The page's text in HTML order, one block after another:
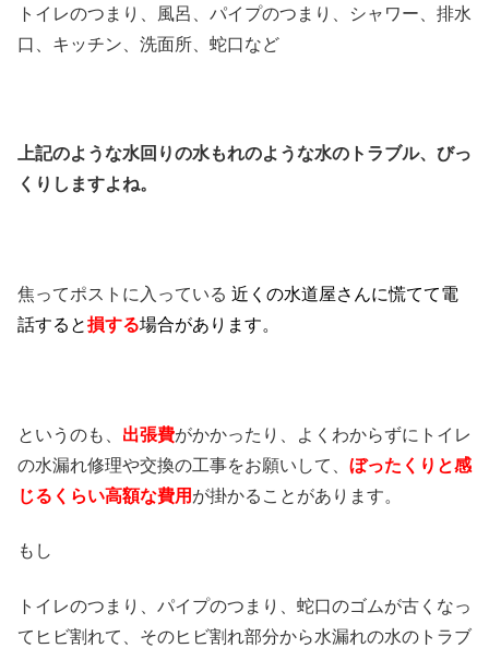
トイレのつまり、風呂、パイプのつまり、シャワー、排水
口、キッチン、洗面所、蛇口など
上記のような水回りの水もれのような水のトラブル、びっ
くりしますよね。
焦ってポストに入っている 近くの水道屋さんに慌てて電
話すると損する場合があります。
というのも、 出張費がかかったり、よくわからずにトイレ
の水漏れ修理や交換の工事をお願いして、 ぼったくりと感
じるくらい高額な費用 が掛かることがあります。
もし
トイレのつまり、パイプのつまり、蛇口のゴムが古くなっ
てヒビ割れて、そのヒビ割れ部分から水漏れの水のトラブ